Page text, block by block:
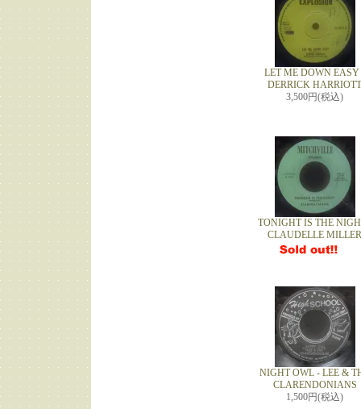
LET ME DOWN EASY
DERRICK HARRIOTT
3,500円(税込)
TONIGHT IS THE
CLAUDELLE MILLER
NIGHT OWL - LEE &
CLARENDONIANS
1,500円(税込)